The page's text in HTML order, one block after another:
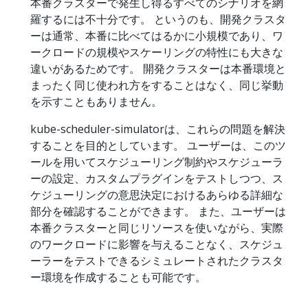
羅するには不十分です。 というのも、開発クラスタ
ーは通常、本番に比べてはるかに小規模であり、ワ
ークロードの規模やスケーリングの特性にも大きな
違いがあるためです。 開発クラスターは本番環境と
まったく同じ使われ方をすることはなく、同じ挙動
を示すこともありません。
kube-scheduler-simulatorは、これらの問題を解決
することを目的としています。 ユーザーは、このツ
ールを用いてスケジューリング制約やスケジューラ
ーの設定、カスタムプラグインをテストしつつ、ス
ケジューリングの意思決定におけるあらゆる詳細な
部分を確認することができます。 また、ユーザーは
本番クラスターと同じリソースを使いながら、実際
のワークロードに影響を与えることなく、スケジュ
ーラーをテストできるシミュレートされたクラスタ
ー環境を作成することも可能です。